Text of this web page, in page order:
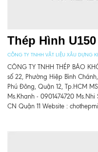
Thép Hình
CÔNG TY TNHH VẬT LIỆU XÂU DỰNG
CÔNG TY TNHH THÉP BẢO
số 22, Phường Hiệp Bình
Phú Đông, Quận 12, Tp.HCM
Ms.Khanh - 0901474720
CN Quận 11 Website :